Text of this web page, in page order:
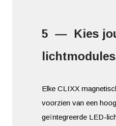
5 — Kies
lichtmodules
Elke CLIXX
voorzien van een
geïntegreerde LED-